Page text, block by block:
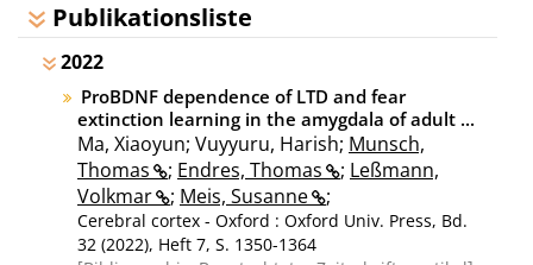
Publikationsliste
2022
ProBDNF dependence of LTD and fear
extinction learning in the amygdala of adult ...
Ma, Xiaoyun; Vuyyuru, Harish; Munsch,
Thomas
; Endres, Thomas ; Leßmann,
Volkmar
; Meis, Susanne ;
Cerebral cortex - Oxford : Oxford Univ. Press, Bd.
32 (2022), Heft 7, S. 1350-1364